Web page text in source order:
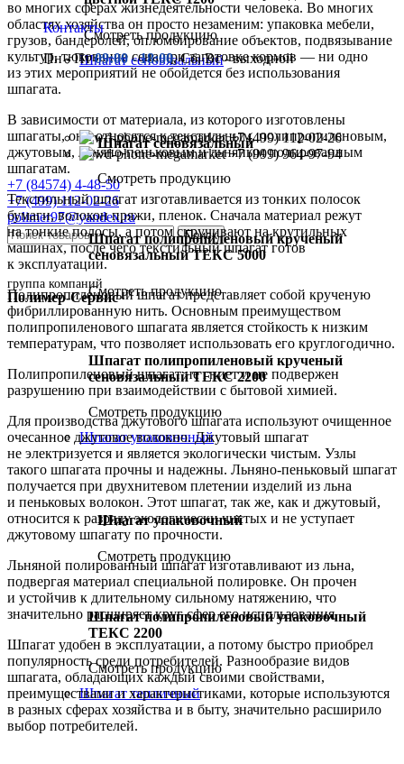
Контакты
Пн - Пт09:00 - 18:00, Сб, Вс - выходной
+7 (499) 112-02-26
+7 (999) 964-97-94
+7 (84574) 4-48-50
+7 (499) 112-02-26
polimer97@yandex.ru
Поиск
группа компаний
Полимер-Сервис
Смотреть продукцию
Шпагат сеновязальный
Шпагат сеновязальный
Смотреть продукцию
Шпагат полипропиленовый крученый
сеновязальный ТЕКС 5000
Смотреть продукцию
Шпагат полипропиленовый крученый
сеновязальный ТЕКС 2200
Смотреть продукцию
Шпагат упаковочный
Шпагат упаковочный
Смотреть продукцию
Шпагат полипропиленовый упаковочный
ТЕКС 2200
Смотреть продукцию
Шпагат тепличный
во многих сферах жизнедеятельности человека. Во многих
областях хозяйства он просто незаменим: упаковка мебели,
грузов, бандеролей, опломбирование объектов, подвязывание
культур, тюкование сена при заготовке кормов — ни одно
из этих мероприятий не обойдется без использования
шпагата.
В зависимости от материала, из которого изготовлены
шпагаты, они относятся к текстильным, полипропиленовым,
джутовым, льняно-пеньковым и льняным полированным
шпагатам.
Текстильный шпагат изготавливается из тонких полосок
бумаги, волокон пряжи, пленок. Сначала материал режут
на тонкие полосы, а потом скручивают на крутильных
машинах, после чего текстильный шпагат готов
к эксплуатации.
Полипропиленовый шпагат представляет собой крученую
фибриллированную нить. Основным преимуществом
полипропиленового шпагата является стойкость к низким
температурам, что позволяет использовать его круглогодично.
Полипропиленовый шпагат не гниет и не подвержен
разрушению при взаимодействии с бытовой химией.
Для производства джутового шпагата используют очищенное
очесанное джутовое волокно. Джутовый шпагат
не электризуется и является экологически чистым. Узлы
такого шпагата прочны и надежны. Льняно-пеньковый шпагат
получается при двухнитевом плетении изделий из льна
и пеньковых волокон. Этот шпагат, так же, как и джутовый,
относится к разряду экологически чистых и не уступает
джутовому шпагату по прочности.
Льняной полированный шпагат изготавливают из льна,
подвергая материал специальной полировке. Он прочен
и устойчив к длительному сильному натяжению, что
значительно расширяет круг сфер его использования.
Шпагат удобен в эксплуатации, а потому быстро приобрел
популярность среди потребителей. Разнообразие видов
шпагата, обладающих каждый своими свойствами,
преимуществами и характеристиками, которые используются
в разных сферах хозяйства и в быту, значительно расширило
выбор потребителей.